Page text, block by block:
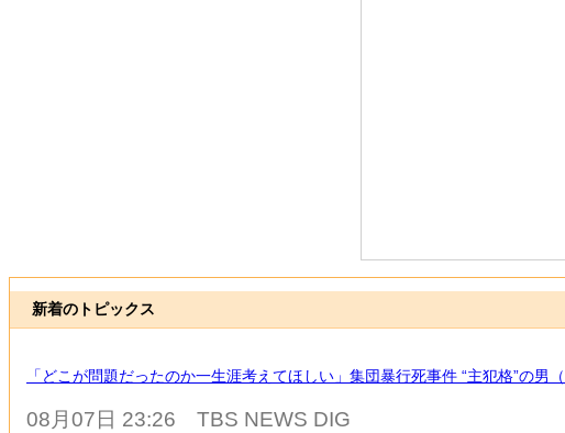
新着のトピックス
「どこが問題だったのか一生涯考えてほしい」集団暴行死事件 “主犯格”の
08月07日 23:26 TBS NEWS DIG